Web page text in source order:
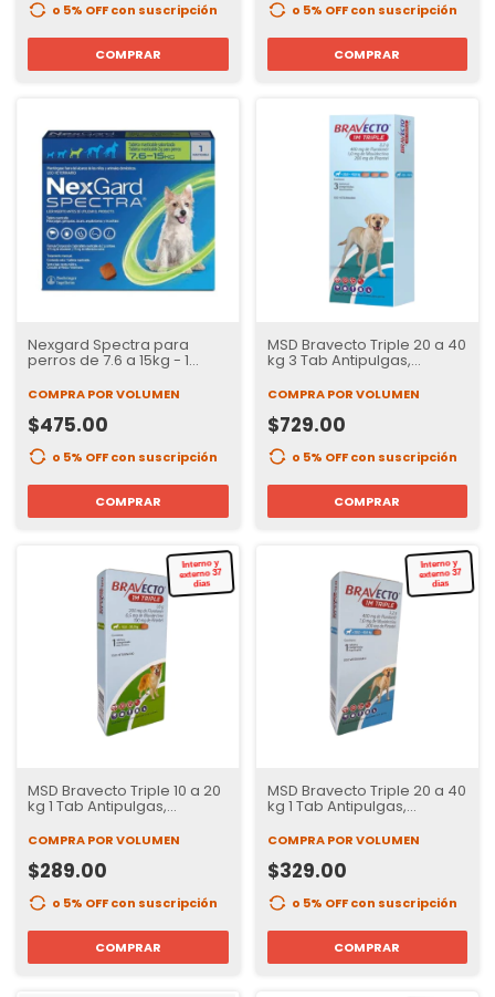
o 5% OFFcon suscripción
COMPRAR
o 5% OFFcon suscripción
COMPRAR
Nexgard Spectra para
perros de 7.6 a 15kg - 1
tableta
COMPRA POR VOLUMEN
$475.00
o 5% OFFcon suscripción
COMPRAR
MSD Bravecto Triple 20 a 40
kg 3 Tab Antipulgas,
Garrapatas e internos | 12
semanas de Protección
COMPRA POR VOLUMEN
$729.00
o 5% OFFcon suscripción
COMPRAR
Interno y
externo 37
dias
MSD Bravecto Triple 10 a 20
kg 1 Tab Antipulgas,
Garrapatas e internos | 37
días de Protección
COMPRA POR VOLUMEN
$289.00
o 5% OFFcon suscripción
COMPRAR
Interno y
externo 37
dias
MSD Bravecto Triple 20 a 40
kg 1 Tab Antipulgas,
Garrapatas e internos | 37
días de Protección
COMPRA POR VOLUMEN
$329.00
o 5% OFFcon suscripción
COMPRAR